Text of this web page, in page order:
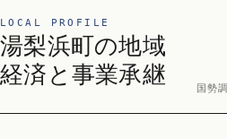
LOCAL PROFILE
湯梨浜町の地域
経済と事業承継
国勢